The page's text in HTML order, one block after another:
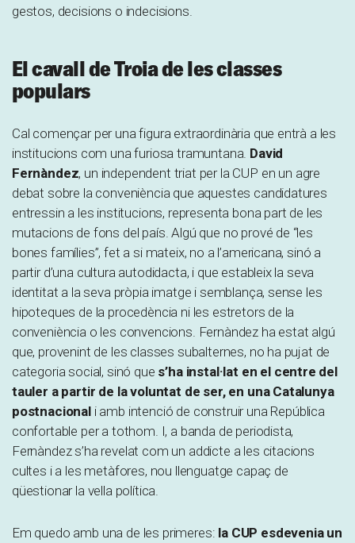
gestos, decisions o indecisions.
El cavall de Troia de les classes
populars
Cal començar per una figura extraordinària que entrà a les
institucions com una furiosa tramuntana. David
Fernàndez, un independent triat per la CUP en un agre
debat sobre la conveniència que aquestes candidatures
entressin a les institucions, representa bona part de les
mutacions de fons del país. Algú que no prové de “les
bones famílies”, fet a si mateix, no a l’americana, sinó a
partir d’una cultura autodidacta, i que estableix la seva
identitat a la seva pròpia imatge i semblança, sense les
hipoteques de la procedència ni les estretors de la
conveniència o les convencions. Fernàndez ha estat algú
que, provenint de les classes subalternes, no ha pujat de
categoria social, sinó que s’ha instal·lat en el centre del
tauler a partir de la voluntat de ser, en una Catalunya
postnacionali amb intenció de construir una República
confortable per a tothom. I, a banda de periodista,
Fernàndez s’ha revelat com un addicte a les citacions
cultes i a les metàfores, nou llenguatge capaç de
qüestionar la vella política.
Em quedo amb una de les primeres: la CUP esdevenia un